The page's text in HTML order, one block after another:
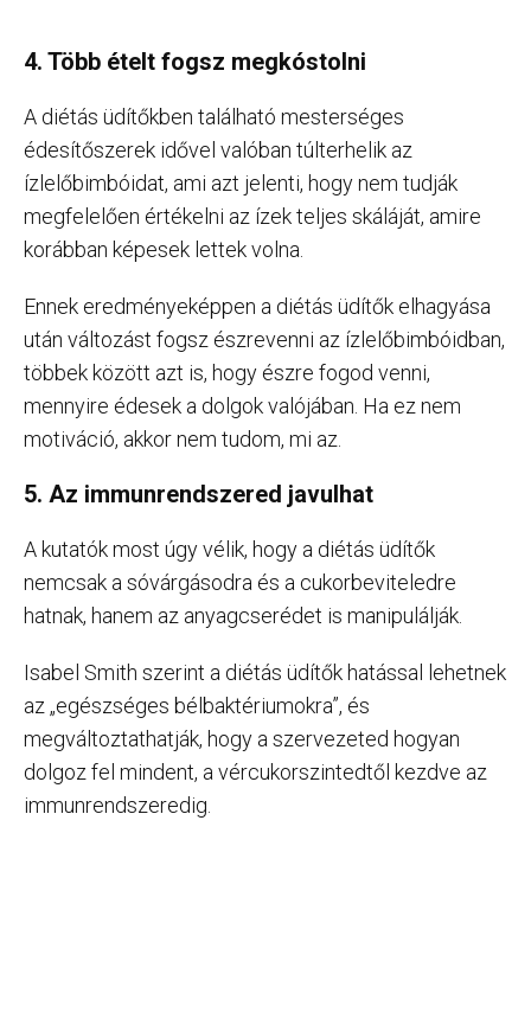
4. Több ételt fogsz megkóstolni
A diétás üdítőkben található mesterséges
édesítőszerek idővel valóban túlterhelik az
ízlelőbimbóidat, ami azt jelenti, hogy nem tudják
megfelelően értékelni az ízek teljes skáláját, amire
korábban képesek lettek volna.
Ennek eredményeképpen a diétás üdítők elhagyása
után változást fogsz észrevenni az ízlelőbimbóidban,
többek között azt is, hogy észre fogod venni,
mennyire édesek a dolgok valójában. Ha ez nem
motiváció, akkor nem tudom, mi az.
5. Az immunrendszered javulhat
A kutatók most úgy vélik, hogy a diétás üdítők
nemcsak a sóvárgásodra és a cukorbeviteledre
hatnak, hanem az anyagcserédet is manipulálják.
Isabel Smith szerint a diétás üdítők hatással lehetnek
az „egészséges bélbaktériumokra”, és
megváltoztathatják, hogy a szervezeted hogyan
dolgoz fel mindent, a vércukorszintedtől kezdve az
immunrendszeredig.